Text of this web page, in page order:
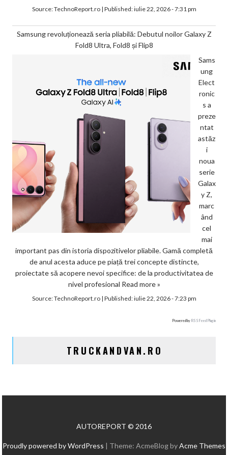
Source:TechnoReport.ro| Published:iulie 22, 2026 - 7:31 pm
Samsung revoluționează seria pliabilă: Debutul noilor Galaxy Z
Fold8 Ultra, Fold8 și Flip8
Sams
ung
Elect
ronic
s a
preze
ntat
astăz
i
noua
serie
Galax
y Z,
marc
ând
cel
mai
important pas din istoria dispozitivelor pliabile. Gamă completă
de anul acesta aduce pe piață trei concepte distincte,
proiectate să acopere nevoi specifice: de la productivitatea de
nivel profesional Read more »
Source:TechnoReport.ro| Published:iulie 22, 2026 - 7:23 pm
Powered by RSS Feed Plugin
TRUCKANDVAN.RO
AUTOREPORT © 2016
Proudly powered by WordPress | Theme: AcmeBlog byAcme Themes